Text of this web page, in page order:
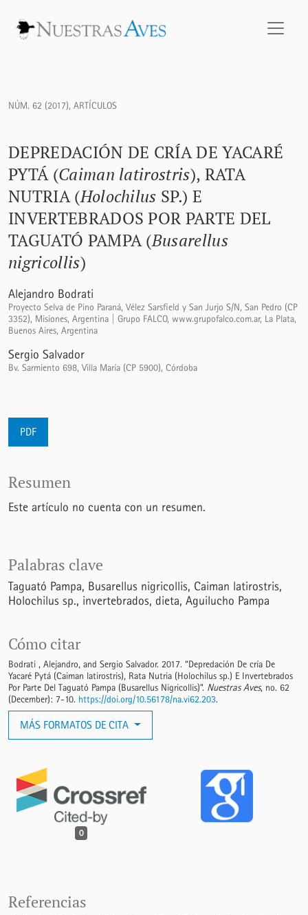
NÚM. 62 (2017), ARTÍCULOS
DEPREDACIÓN DE CRÍA DE YACARÉ
PYTÁ (Caiman latirostris), RATA
NUTRIA (Holochilus SP.) E
INVERTEBRADOS POR PARTE DEL
TAGUATÓ PAMPA (Busarellus
nigricollis)
Alejandro Bodrati
Proyecto Selva de Pino Paraná, Vélez Sarsfield y San Jurjo S/N, San Pedro (CP
3352), Misiones, Argentina | Grupo FALCO, www.grupofalco.com.ar, La Plata,
Buenos Aires, Argentina
Sergio Salvador
Bv. Sarmiento 698, Villa María (CP 5900), Córdoba
PDF
Palabras clave
Taguató Pampa Busarellus nigricollis Caiman latirostris
Holochilus sp. invertebrados dieta Aguilucho Pampa
Cómo citar
Bodrati , Alejandro, and Sergio Salvador. 2017. “Depredación De cría De
Yacaré Pytá (Caiman latirostris), Rata Nutria (Holochilus sp.) E Invertebrados
Por Parte Del Taguató Pampa (Busarellus Nigricollis)”. Nuestras Aves, no. 62
(December): 7-10. https://doi.org/10.56178/na.vi62.203.
MÁS FORMATOS DE CITA
0
Resumen
Este artículo no cuenta con un resumen.
Referencias